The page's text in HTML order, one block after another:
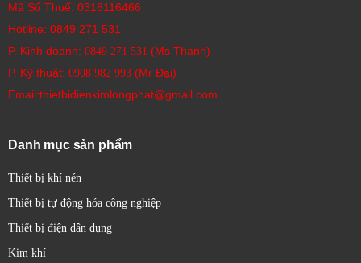
Mã Số Thuế: 0316116466
Hotline: 0849 271 531
P. Kinh doanh: 0849 271 531 (Ms Thanh)
P. Kỹ thuật: 0908 982 993​ (Mr Đại)
Email:thietbidienkimlongphat@gmail.com
Danh mục sản phẩm
Thiết bị khí nén
Thiết bị tự động hóa công nghiệp
Thiết bị điện dân dụng
Kim khí